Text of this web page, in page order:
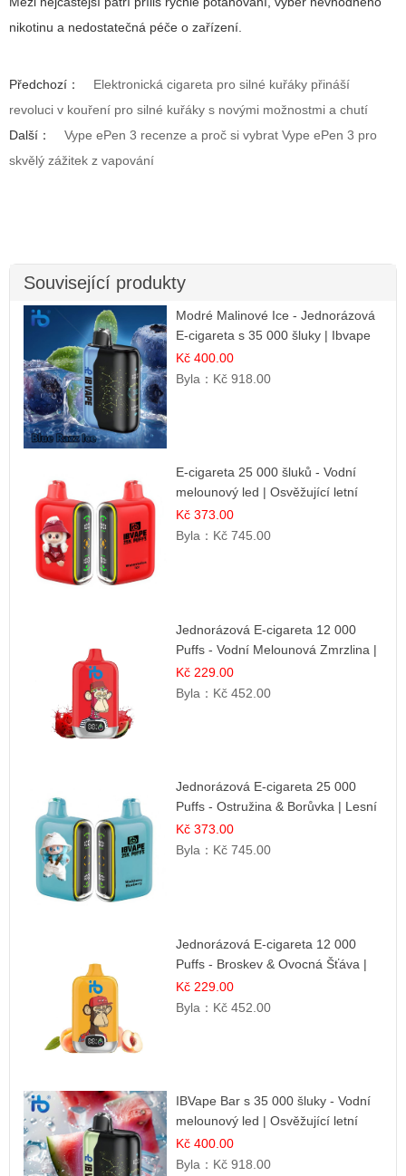
nikotinu a nedostatečná péče o zařízení.
Předchozí：
Elektronická cigareta pro silné kuřáky přináší
revoluci v kouření pro silné kuřáky s novými možnostmi a chutí
Další：
Vype ePen 3 recenze a proč si vybrat Vype ePen 3 pro
skvělý zážitek z vapování
Související produkty
Modré Malinové Ice - Jednorázová
E-cigareta s 35 000 šluky | Ibvape
Kč 400.00
Byla： Kč 918.00
E-cigareta 25 000 šluků - Vodní
melounový led | Osvěžující letní
příchuť
Kč 373.00
Byla： Kč 745.00
Jednorázová E-cigareta 12 000
Puffs - Vodní Melounová Zmrzlina |
Letní dezertní příchuť
Kč 229.00
Byla： Kč 452.00
Jednorázová E-cigareta 25 000
Puffs - Ostružina & Borůvka | Lesní
ovocná směs
Kč 373.00
Byla： Kč 745.00
Jednorázová E-cigareta 12 000
Puffs - Broskev & Ovocná Šťáva |
Osvěžující ovocná směs
Kč 229.00
Byla： Kč 452.00
IBVape Bar s 35 000 šluky - Vodní
melounový led | Osvěžující letní
příchuť
Kč 400.00
Byla： Kč 918.00